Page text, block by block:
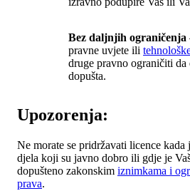
Bez daljnjih ograničenja
pravne uvjete ili
druge pravno ograničiti da
dopušta.
Upozorenja:
Ne morate se pridržavati licence kada
djela koji su javno dobro ili gdje je
dopušteno zakonskim iznimkama i
prava.